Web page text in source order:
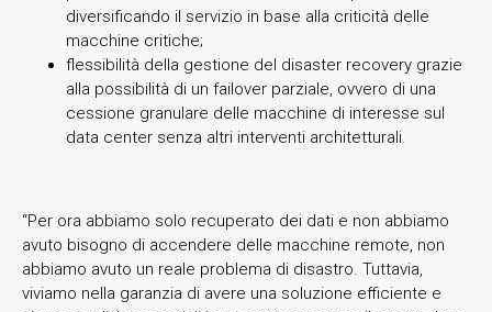
diversificando il servizio in base alla criticità delle
macchine critiche;
flessibilità della gestione del disaster recovery grazie
alla possibilità di un failover parziale, ovvero di una
cessione granulare delle macchine di interesse sul
data center senza altri interventi architetturali.
“Per ora abbiamo solo recuperato dei dati e non abbiamo
avuto bisogno di accendere delle macchine remote, non
abbiamo avuto un reale problema di disastro. Tuttavia,
viviamo nella garanzia di avere una soluzione efficiente e